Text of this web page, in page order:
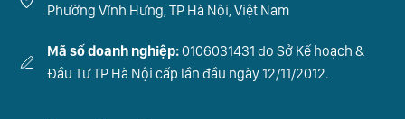
Phường Vĩnh Hưng, TP Hà Nội, Việt Nam
Mã số doanh nghiệp:0106031431 do Sở Kế hoạch &
Đầu Tư TP Hà Nội cấp lần đầu ngày 12/11/2012.